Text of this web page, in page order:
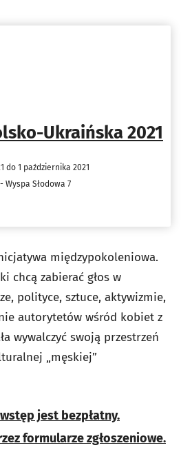
Ukraińska 2021
do 1 października 2021
Wyspa Słodowa 7
międzypokoleniowa.
chcą zabierać głos w
polityce, sztuce, aktywizmie,
autorytetów wśród kobiet z
wywalczyć swoją przestrzeń
„męskiej”
jest bezpłatny.
formularze zgłoszeniowe.